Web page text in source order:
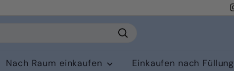
Nach Raum einkaufen Einkaufen nach Füllung